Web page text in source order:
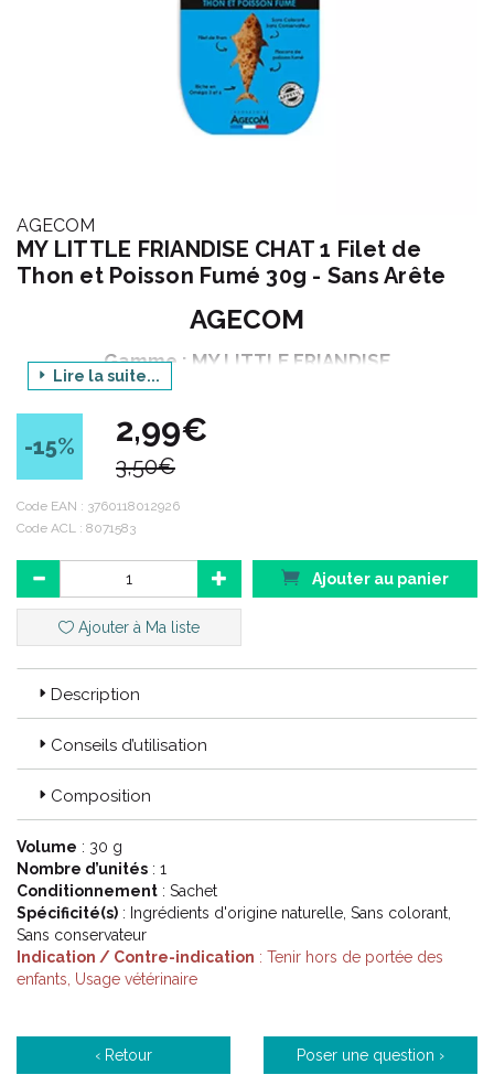
AGECOM
MY LITTLE FRIANDISE CHAT 1 Filet de
Thon et Poisson Fumé 30g - Sans Arête
AGECOM
Gamme : MY LITTLE FRIANDISE
Déclinaison : CHAT
Produit : FILET DE THON ET POISSON FUME
Code ACL : 8071583
Code EAN : 3760118012926
Lire la suite...
-15% 2,99€
3,50€
Code EAN : 3760118012926
Code ACL : 8071583
Ajouter au panier
Ajouter à Ma liste
Description
Conseils d’utilisation
Composition
Volume : 30 g
Nombre d’unités : 1
Conditionnement : Sachet
Spécificité(s) : Ingrédients d'origine naturelle, Sans colorant,
Sans conservateur
Indication / Contre-indication : Tenir hors de portée des
enfants, Usage vétérinaire
‹ Retour Poser une question ›